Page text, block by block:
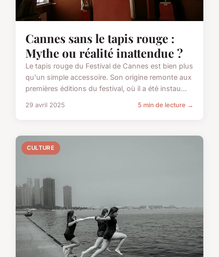
Cannes sans le tapis rouge :
Mythe ou réalité inattendue ?
Le tapis rouge du Festival de Cannes est bien plus
qu'un simple accessoire. Son origine remonte aux
premières éditions du festival, où il a été instau...
29 avril 2025 5 min de lecture →
CULTURE